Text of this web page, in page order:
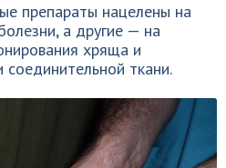
препараты нацелены на
а другие — на
хряща и
соединительной ткани.